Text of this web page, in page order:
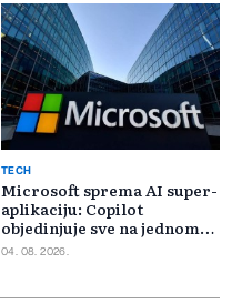
TECH
Microsoft sprema AI super-
aplikaciju: Copilot
objedinjuje sve na jednom
mjestu
04. 08. 2026.